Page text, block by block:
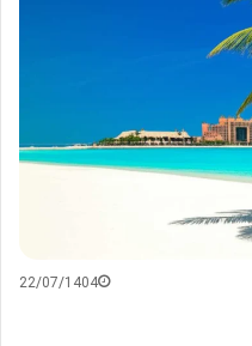
22/07/1404